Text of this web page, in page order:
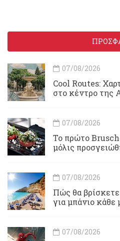
07/08/2026
Cool Routes:
στο κέντρο της
07/08/2026
Το πρώτο
μόλις
07/08/2026
Πώς θα
για μπάνιο κάθε
07/08/2026